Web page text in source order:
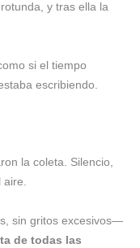
y tras ella la
si el tiempo
escribiendo.
la coleta. Silencio,
aire.
sin gritos excesivos—
de todas las